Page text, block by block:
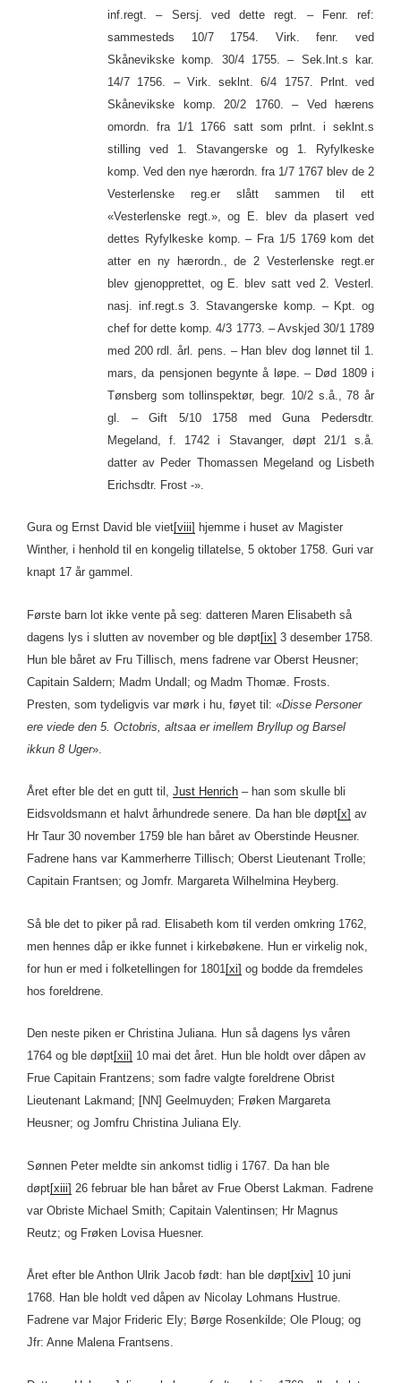
inf.regt. – Sersj. ved dette regt. – Fenr. ref:
sammesteds 10/7 1754. Virk. fenr. ved
Skånevikske komp. 30/4 1755. – Sek.lnt.s kar.
14/7 1756. – Virk. seklnt. 6/4 1757. Prlnt. ved
Skånevikske komp. 20/2 1760. – Ved hærens
omordn. fra 1/1 1766 satt som prlnt. i seklnt.s
stilling ved 1. Stavangerske og 1. Ryfylkeske
komp. Ved den nye hærordn. fra 1/7 1767 blev de 2
Vesterlenske reg.er slått sammen til ett
«Vesterlenske regt.», og E. blev da plasert ved
dettes Ryfylkeske komp. – Fra 1/5 1769 kom det
atter en ny hærordn., de 2 Vesterlenske regt.er
blev gjenopprettet, og E. blev satt ved 2. Vesterl.
nasj. inf.regt.s 3. Stavangerske komp. – Kpt. og
chef for dette komp. 4/3 1773. – Avskjed 30/1 1789
med 200 rdl. årl. pens. – Han blev dog lønnet til 1.
mars, da pensjonen begynte å løpe. – Død 1809 i
Tønsberg som tollinspektør, begr. 10/2 s.å., 78 år
gl. – Gift 5/10 1758 med Guna Pedersdtr.
Megeland, f. 1742 i Stavanger, døpt 21/1 s.å.
datter av Peder Thomassen Megeland og Lisbeth
Erichsdtr. Frost -».
Gura og Ernst David ble viet[viii] hjemme i huset av Magister
Winther, i henhold til en kongelig tillatelse, 5 oktober 1758. Guri var
knapt 17 år gammel.
Første barn lot ikke vente på seg: datteren Maren Elisabeth så
dagens lys i slutten av november og ble døpt[ix] 3 desember 1758.
Hun ble båret av Fru Tillisch, mens fadrene var Oberst Heusner;
Capitain Saldern; Madm Undall; og Madm Thomæ. Frosts.
Presten, som tydeligvis var mørk i hu, føyet til: «Disse Personer
ere viede den 5. Octobris, altsaa er imellem Bryllup og Barsel
ikkun 8 Uger».
Året efter ble det en gutt til, Just Henrich – han som skulle bli
Eidsvoldsmann et halvt århundrede senere. Da han ble døpt[x] av
Hr Taur 30 november 1759 ble han båret av Oberstinde Heusner.
Fadrene hans var Kammerherre Tillisch; Oberst Lieutenant Trolle;
Capitain Frantsen; og Jomfr. Margareta Wilhelmina Heyberg.
Så ble det to piker på rad. Elisabeth kom til verden omkring 1762,
men hennes dåp er ikke funnet i kirkebøkene. Hun er virkelig nok,
for hun er med i folketellingen for 1801 [xi] og bodde da fremdeles
hos foreldrene.
Den neste piken er Christina Juliana. Hun så dagens lys våren
1764 og ble døpt[xii] 10 mai det året. Hun ble holdt over dåpen av
Frue Capitain Frantzens; som fadre valgte foreldrene Obrist
Lieutenant Lakmand; [NN] Geelmuyden; Frøken Margareta
Heusner; og Jomfru Christina Juliana Ely.
Sønnen Peter meldte sin ankomst tidlig i 1767. Da han ble
døpt[xiii] 26 februar ble han båret av Frue Oberst Lakman. Fadrene
var Obriste Michael Smith; Capitain Valentinsen; Hr Magnus
Reutz; og Frøken Lovisa Huesner.
Året efter ble Anthon Ulrik Jacob født: han ble døpt[xiv] 10 juni
1768. Han ble holdt ved dåpen av Nicolay Lohmans Hustrue.
Fadrene var Major Frideric Ely; Børge Rosenkilde; Ole Ploug; og
Jfr: Anne Malena Frantsens.